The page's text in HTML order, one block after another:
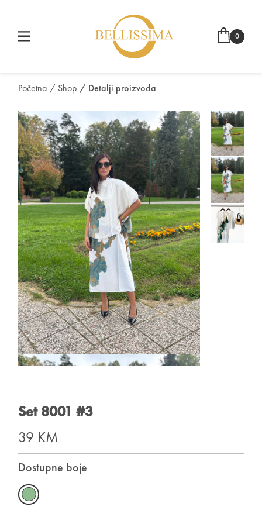
0
Početna / Shop / Detalji proizvoda
Set 8001 #3
39 KM
Dostupne boje